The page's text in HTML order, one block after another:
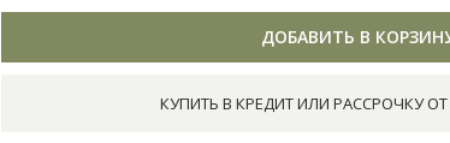
ДОБАВИТЬ В
КУПИТЬ В КРЕДИТ ИЛИ РАССРОЧКУ